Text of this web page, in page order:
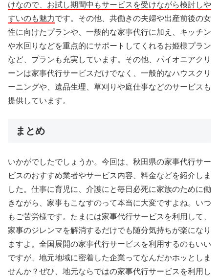
けなので、お試し期間中もサービスを受けながら検討しや
すいのも魅力です。その他、共働きの夫婦や出産前後の女
性に向けたプランや、一般的な家事代行に加え、キッチン
や水回りなどを重点的にサポートしてくれるお姫様プラン
など、プランも充実しています。その他、パイオニアクリ
ーンは家事代行サービスだけでなく、一般的なハウスクリ
ーニングや、遺品生理、草刈りや庭仕事などのサービスも
提供しています。
まとめ
いかがでしたでしょうか。今回は、秋田県の家事代行サー
ビスのおすすめ業者やサービス内容、料金などを紹介しま
した。仕事に育児に、介護にと毎日必死に家族のために働
きながら、家事もこなすのって本当に大変ですよね。いつ
もご苦労様です。たまには家事代行サービスを利用して、
家事のジレンマを解消するだけでも随分気持ちが楽になり
ますよ。全国展開の家事代行サービスを利用するのもいい
ですが、地元地域に密着した企業ってなんだかホッとしま
せんか？ぜひ、地元ならではの家事代行サービスを利用し